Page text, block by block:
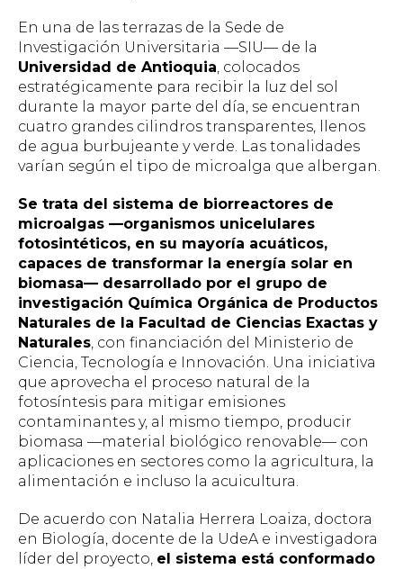
En una de las terrazas de la Sede de
Investigación Universitaria —SIU— de la
Universidad de Antioquia, colocados
estratégicamente para recibir la luz del sol
durante la mayor parte del día, se encuentran
cuatro grandes cilindros transparentes, llenos
de agua burbujeante y verde. Las tonalidades
varían según el tipo de microalga que albergan.
Se trata del sistema de biorreactores de
microalgas —organismos unicelulares
fotosintéticos, en su mayoría acuáticos,
capaces de transformar la energía solar en
biomasa— desarrollado por el grupo de
investigación Química Orgánica de Productos
Naturales de la Facultad de Ciencias Exactas y
Naturales, con financiación del Ministerio de
Ciencia, Tecnología e Innovación. Una iniciativa
que aprovecha el proceso natural de la
fotosíntesis para mitigar emisiones
contaminantes y, al mismo tiempo, producir
biomasa —material biológico renovable— con
aplicaciones en sectores como la agricultura, la
alimentación e incluso la acuicultura.
De acuerdo con Natalia Herrera Loaiza, doctora
en Biología, docente de la UdeA e investigadora
líder del proyecto, el sistema está conformado